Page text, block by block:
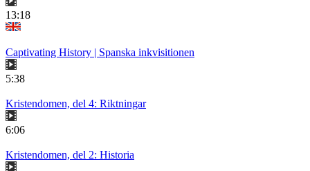
13:18
Captivating History | Spanska inkvisitionen
5:38
Kristendomen, del 4: Riktningar
6:06
Kristendomen, del 2: Historia